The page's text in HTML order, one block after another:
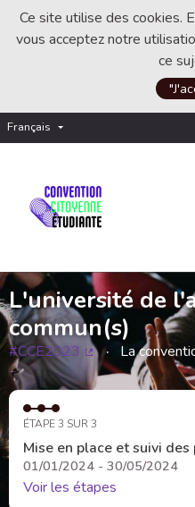
Ce site utilise des cookies.
vous acceptez notre
ce
Français Choisir la langue
L'université de
commun(s)
#CCE2023
(Lien externe)
La
ÉTAPE 3 SUR 3
Mise en place et suivi
01/01/2024 - 30/05/2024
Voir les étapes